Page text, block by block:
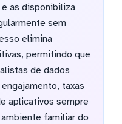
as disponibiliza
sem
elimina
permitindo que
de dados
taxas
aplicativos sempre
familiar do